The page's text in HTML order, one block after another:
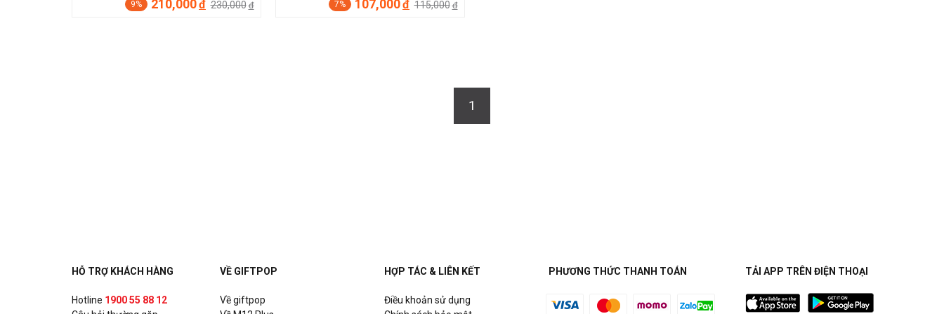
9% 210,000đ 230,000 đ 7% 107,000đ 115,000 đ
1
HỖ TRỢ KHÁCH HÀNG
Hotline 1900 55 88 12
VỀ GIFTPOP
Về giftpop
HỢP TÁC & LIÊN KẾT
Điều khoản sử dụng
PHƯƠNG THỨC THANH TOÁN TẢI APP TRÊN ĐIỆN THOẠI